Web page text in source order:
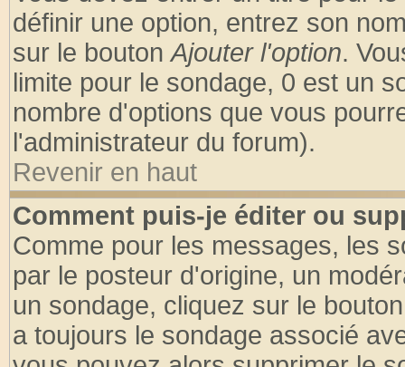
définir une option, entrez son
sur le boutonAjouter l'option.
limite pour le sondage, 0 est un
nombre d'options que vous
l'administrateur du forum).
Revenir en haut
Comment puis-je éditer ou
Comme pour les messages, les
par le posteur d'origine, un
un sondage, cliquez sur le
a toujours le sondage associé